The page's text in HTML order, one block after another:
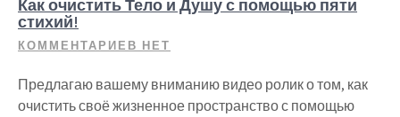
Как очистить Тело и Душу с помощью пяти
стихий!
КОММЕНТАРИЕВ НЕТ
Предлагаю вашему вниманию видео ролик о том, как
очистить своё жизненное пространство с помощью